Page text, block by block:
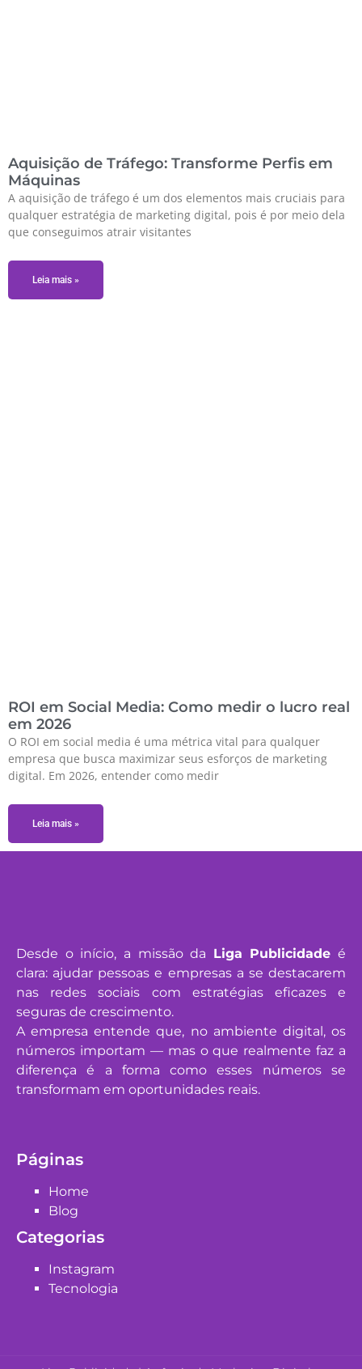
Aquisição de Tráfego: Transforme Perfis em
Máquinas
A aquisição de tráfego é um dos elementos mais cruciais para
qualquer estratégia de marketing digital, pois é por meio dela
que conseguimos atrair visitantes
Leia mais »
ROI em Social Media: Como medir o lucro real
em 2026
O ROI em social media é uma métrica vital para qualquer
empresa que busca maximizar seus esforços de marketing
digital. Em 2026, entender como medir
Leia mais »
Desde o início, a missão da Liga Publicidade é
clara: ajudar pessoas e empresas a se destacarem
nas redes sociais com estratégias eficazes e
seguras de crescimento.
A empresa entende que, no ambiente digital, os
números importam — mas o que realmente faz a
diferença é a forma como esses números se
transformam em oportunidades reais.
Páginas
Home
Blog
Categorias
Instagram
Tecnologia